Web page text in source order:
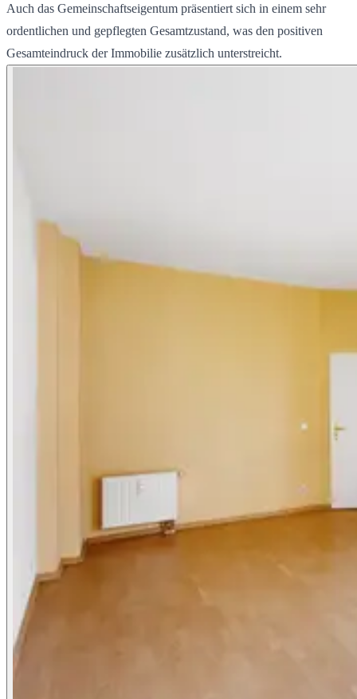
Auch das Gemeinschaftseigentum präsentiert sich in einem sehr
ordentlichen und gepflegten Gesamtzustand, was den positiven
Gesamteindruck der Immobilie zusätzlich unterstreicht.